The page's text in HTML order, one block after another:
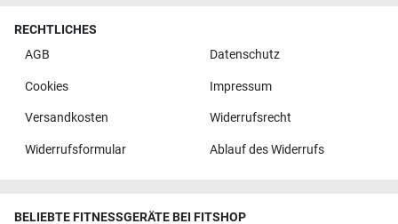
RECHTLICHES
AGB
Datenschutz
Cookies Impressum
Versandkosten Widerrufsrecht
Widerrufsformular Ablauf des Widerrufs
BELIEBTE FITNESSGERÄTE BEI FITSHOP